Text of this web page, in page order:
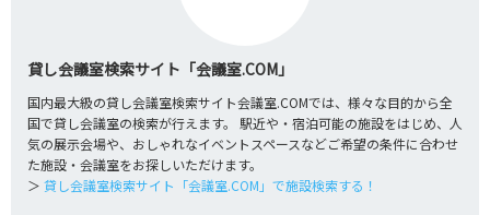
貸し会議室検索サイト「会議室.COM」
国内最大級の貸し会議室検索サイト会議室.COMでは、様々な目的から全
国で貸し会議室の検索が行えます。
駅近や・宿泊可能の施設をはじめ、人
気の展示会場や、おしゃれなイベントスペースなどご希望の条件に合わせ
た施設・会議室をお探しいただけます。
＞ 貸し会議室検索サイト「会議室.COM」で施設検索する！